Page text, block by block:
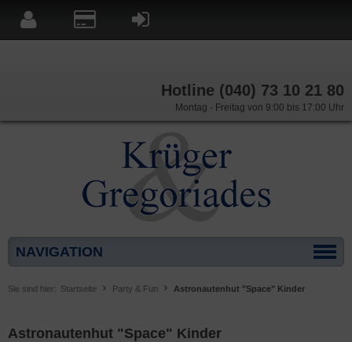
Hotline (040) 73 10 21 80
Montag - Freitag von 9:00 bis 17:00 Uhr
NAVIGATION
Sie sind hier: Startseite Party & Fun Astronautenhut "Space" Kinder
Astronautenhut "Space" Kinder